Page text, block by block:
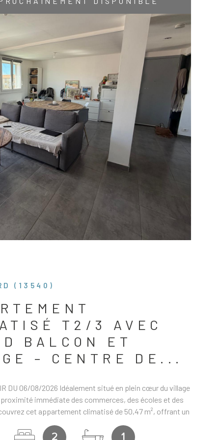
LE BIEN
(13540)
T2/3 AVEC
BALCON ET
– CENTRE DE...
DU 06/08/2026 Idéalement situé en plein cœur du village
proximité immédiate des commerces, des écoles et des
cet appartement climatisé de 50,47 m², offrant un
et fonctionnel. L’appartement se compose d'u ne
avec cuisine ouverte, un e chambre, une seconde pièce à
2 1